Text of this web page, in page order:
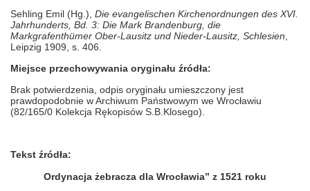
Sehling Emil (Hg.), Die evangelischen Kirchenordnungen des XVI.
Jahrhunderts, Bd. 3: Die Mark Brandenburg, die
Markgrafenthümer Ober-Lausitz und Nieder-Lausitz, Schlesien
Leipzig 1909, s. 406.
Miejsce przechowywania oryginału źródła:
Brak potwierdzenia, odpis oryginału umieszczony jest
prawdopodobnie w Archiwum Państwowym we Wrocławiu
(82/165/0 Kolekcja Rękopisów S.B.Klosego).
Tekst źródła:
Ordynacja żebracza dla Wrocławia” z 1521 roku